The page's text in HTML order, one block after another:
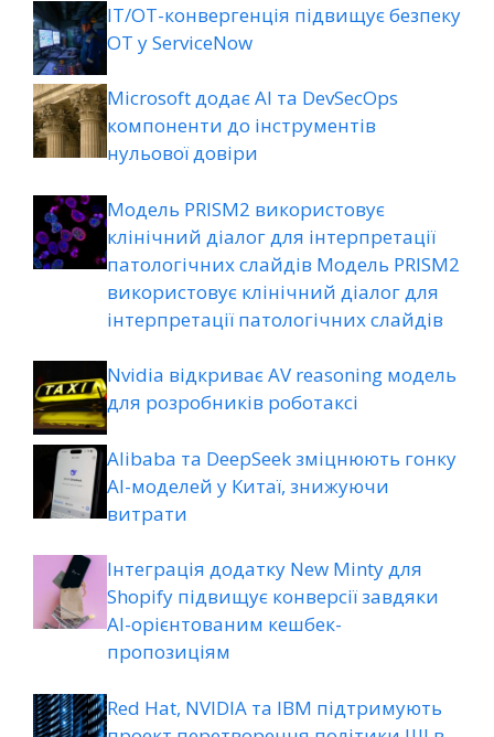
ІТ/ОТ-конвергенція підвищує безпеку
ОТ у ServiceNow
Microsoft додає AI та DevSecOps
компоненти до інструментів
нульової довіри
Модель PRISM2 використовує
клінічний діалог для інтерпретації
патологічних слайдів Модель PRISM2
використовує клінічний діалог для
інтерпретації патологічних слайдів
Nvidia відкриває AV reasoning модель
для розробників роботаксі
Alibaba та DeepSeek зміцнюють гонку
AI-моделей у Китаї, знижуючи
витрати
Інтеграція додатку New Minty для
Shopify підвищує конверсії завдяки
AI-орієнтованим кешбек-
пропозиціям
Red Hat, NVIDIA та IBM підтримують